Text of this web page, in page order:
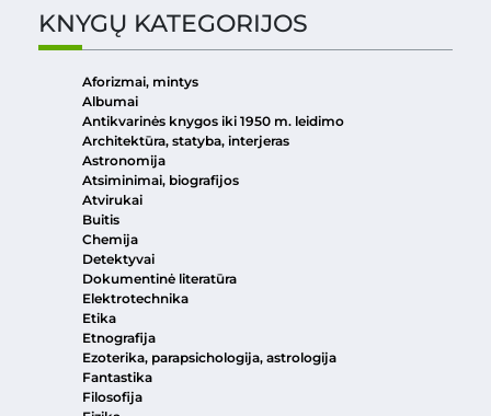
KNYGŲ KATEGORIJOS
Aforizmai, mintys
Albumai
Antikvarinės knygos iki 1950 m. leidimo
Architektūra, statyba, interjeras
Astronomija
Atsiminimai, biografijos
Atvirukai
Buitis
Chemija
Detektyvai
Dokumentinė literatūra
Elektrotechnika
Etika
Etnografija
Ezoterika, parapsichologija, astrologija
Fantastika
Filosofija